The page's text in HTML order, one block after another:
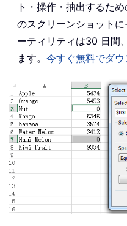
ト・操作・抽出するた
のスクリーンショット
ーティリティは30 日間
ます。 今すぐ無料でダ